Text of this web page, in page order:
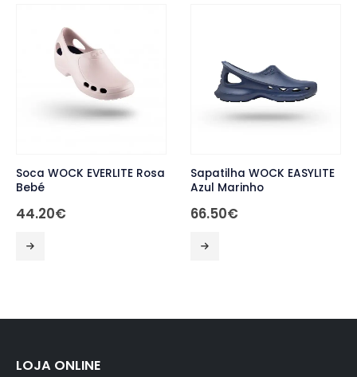
Soca WOCK EVERLITE Rosa
Bebé
44.20€
Sapatilha WOCK EASYLITE
Azul Marinho
66.50€
LOJA ONLINE